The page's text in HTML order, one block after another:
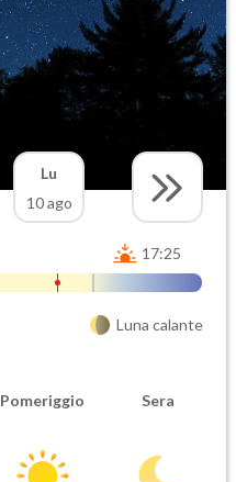
Lu
10 ago
17:25
Luna calante
Pomeriggio Sera